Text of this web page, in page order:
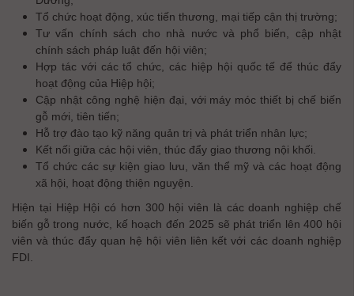
Tổ chức hoạt động, xúc tiến thương, mại tiếp cận thị trường;
Tư vấn chính sách cho nhà nước và phổ biến, cập nhật
chính sách pháp luật đến hội viên;
Hợp tác với các tổ chức, các hiệp hội quốc tế để thúc đẩy
hoạt động của Hiệp hội;
Cập nhật công nghệ hiện đại, với máy móc thiết bị chế biến
gỗ mới, tiên tiến;
Hỗ trợ đào tạo kỹ năng quản trị và phát triển nhân lực;
Kết nối giữa các hội viên, thúc đẩy giao thương nội khối.
Tổ chức các sự kiện giao lưu, văn thể mỹ và các hoạt động
xã hội, hoạt động thiện nguyện.
Hiện tại Hiệp Hội có hơn 300 hội viên là các doanh nghiệp chế
biến gỗ trong nước, kế hoạch đến 2025 sẽ phát triển lên 400 hội
viên và thúc đẩy quan hệ hội viên liên kết với các doanh nghiệp
FDI.